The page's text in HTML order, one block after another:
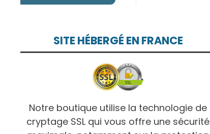
SITE HÉBERGÉ EN FRANCE
Notre boutique utilise la technologie de
cryptage SSL qui vous offre une sécurité